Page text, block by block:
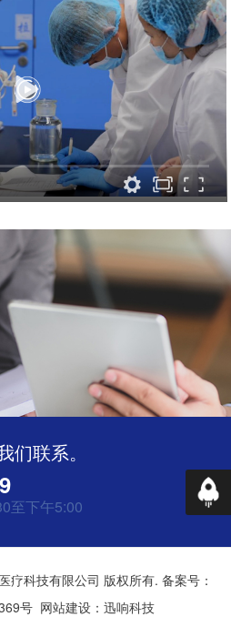
们联系。
至下午5:00
科技有限公司 版权所有. 备案号：
号网站建设：迅响科技
返回